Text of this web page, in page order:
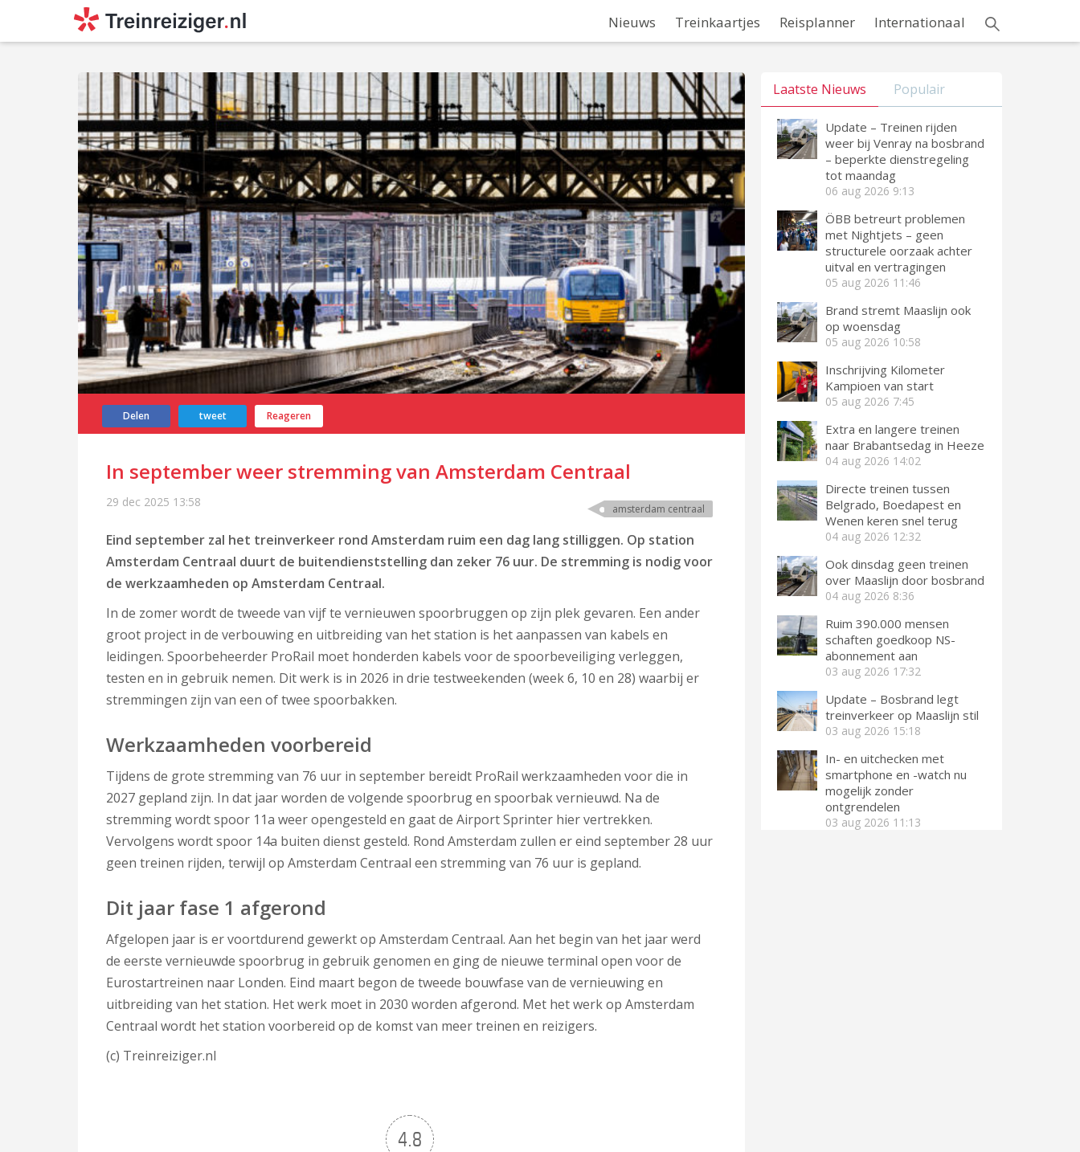
Nieuws Treinkaartjes Reisplanner Internationaal
Delen tweet Reageren
In september weer stremming van Amsterdam Centraal
29 dec 2025 13:58 amsterdam centraal
Eind september zal het treinverkeer rond Amsterdam ruim een dag lang stilliggen. Op station
Amsterdam Centraal duurt de buitendienststelling dan zeker 76 uur. De stremming is nodig voor
de werkzaamheden op Amsterdam Centraal.
In de zomer wordt de tweede van vijf te vernieuwen spoorbruggen op zijn plek gevaren. Een ander
groot project in de verbouwing en uitbreiding van het station is het aanpassen van kabels en
leidingen. Spoorbeheerder ProRail moet honderden kabels voor de spoorbeveiliging verleggen,
testen en in gebruik nemen. Dit werk is in 2026 in drie testweekenden (week 6, 10 en 28) waarbij er
stremmingen zijn van een of twee spoorbakken.
Werkzaamheden voorbereid
Tijdens de grote stremming van 76 uur in september bereidt ProRail werkzaamheden voor die in
2027 gepland zijn. In dat jaar worden de volgende spoorbrug en spoorbak vernieuwd. Na de
stremming wordt spoor 11a weer opengesteld en gaat de Airport Sprinter hier vertrekken.
Vervolgens wordt spoor 14a buiten dienst gesteld. Rond Amsterdam zullen er eind september 28 uur
geen treinen rijden, terwijl op Amsterdam Centraal een stremming van 76 uur is gepland.
Dit jaar fase 1 afgerond
Afgelopen jaar is er voortdurend gewerkt op Amsterdam Centraal. Aan het begin van het jaar werd
de eerste vernieuwde spoorbrug in gebruik genomen en ging de nieuwe terminal open voor de
Eurostartreinen naar Londen. Eind maart begon de tweede bouwfase van de vernieuwing en
uitbreiding van het station. Het werk moet in 2030 worden afgerond. Met het werk op Amsterdam
Centraal wordt het station voorbereid op de komst van meer treinen en reizigers.
(c) Treinreiziger.nl
4.8
Laatste Nieuws Populair
Update – Treinen rijden
weer bij Venray na bosbrand
– beperkte dienstregeling
tot maandag
06 aug 2026 9:13
ÖBB betreurt problemen
met Nightjets – geen
structurele oorzaak achter
uitval en vertragingen
05 aug 2026 11:46
Brand stremt Maaslijn ook
op woensdag
05 aug 2026 10:58
Inschrijving Kilometer
Kampioen van start
05 aug 2026 7:45
Extra en langere treinen
naar Brabantsedag in Heeze
04 aug 2026 14:02
Directe treinen tussen
Belgrado, Boedapest en
Wenen keren snel terug
04 aug 2026 12:32
Ook dinsdag geen treinen
over Maaslijn door bosbrand
04 aug 2026 8:36
Ruim 390.000 mensen
schaften goedkoop NS-
abonnement aan
03 aug 2026 17:32
Update – Bosbrand legt
treinverkeer op Maaslijn stil
03 aug 2026 15:18
In- en uitchecken met
smartphone en -watch nu
mogelijk zonder
ontgrendelen
03 aug 2026 11:13